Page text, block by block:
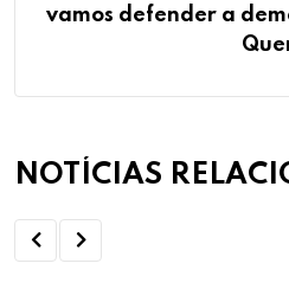
vamos defender a
NOTÍCIAS